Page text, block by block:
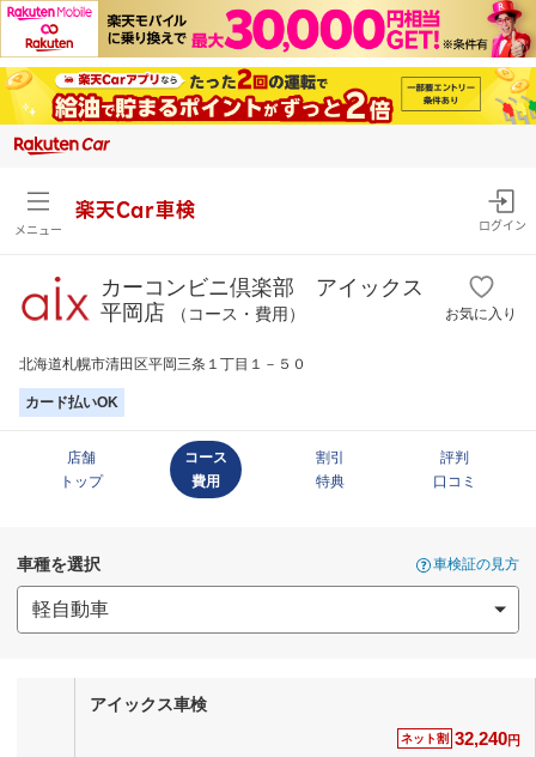
メニュー
楽天Car車検
ログイン
カーコンビニ倶楽部 アイックス
平岡店
（コース・費用） お気に入り
北海道札幌市清田区平岡三条１丁目１－５０
カード払いOK
店舗
トップ
コース
費用
割引
特典
評判
口コミ
車種を選択 車検証の見方
アイックス車検
ネット割 32,240円